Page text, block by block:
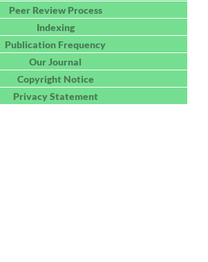
Peer Review Process
Indexing
Publication Frequency
Our Journal
Copyright Notice
Privacy Statement